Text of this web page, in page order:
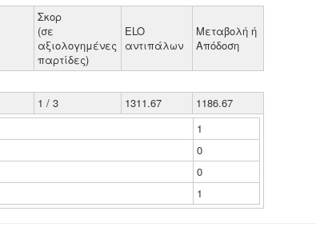
Σκορ
(σε
αξιολογημένες
παρτίδες)
ELO
αντιπάλων
Μεταβολή ή
Απόδοση
1 / 3 1311.67
1186.67
1
0
0
1